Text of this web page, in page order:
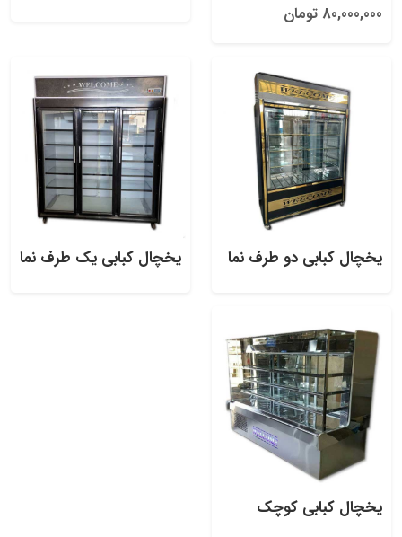
80,000,000 تومان
یخچال کبابی دو طرف نما یخچال کبابی یک طرف نما
یخچال کبابی کوچک